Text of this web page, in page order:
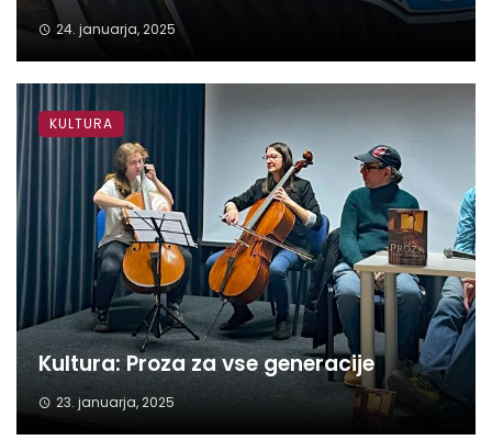
24. januarja, 2025
Kultura: Proza za vse generacije
23. januarja, 2025
KULTURA